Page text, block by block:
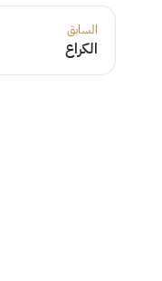
السابق
الكراع